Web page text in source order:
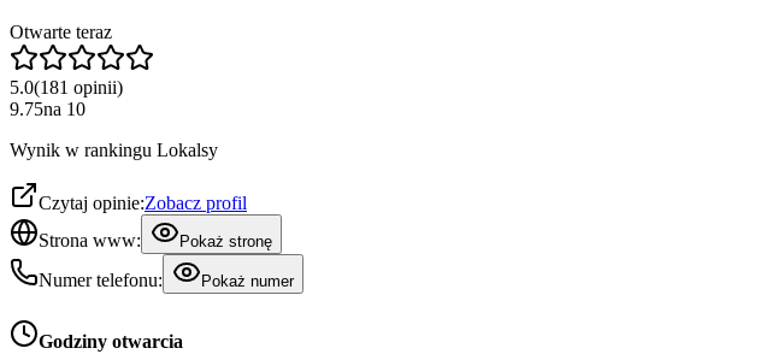
Otwarte teraz
5.0(181 opinii)
9.75na 10
Wynik w rankingu Lokalsy
Czytaj opinie:Zobacz profil
Strona www:
Pokaż stronę
Numer telefonu: Pokaż numer
Godziny otwarcia